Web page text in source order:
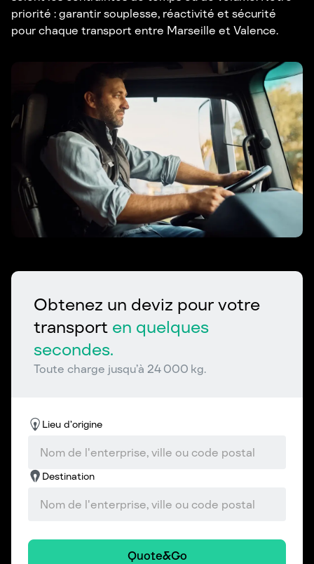
priorité : garantir souplesse, réactivité et sécurité
pour chaque transport entre Marseille et Valence.
Obtenez un deviz pour votre
transport en quelques
secondes.
Toute charge jusqu’à 24 000 kg.
Lieu d’origine
Destination
Quote&Go